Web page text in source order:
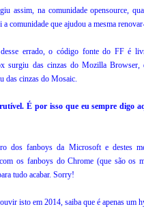
assim, na comunidade opensource,
comunidade que ajudou a mesma
errado, o código fonte do FF é
surgiu das cinzas do Mozilla Browser,
das cinzas do Mosaic.
É por isso que eu sempre digo
dos fanboys da Microsoft e destes
os fanboys do Chrome (que são os
tudo acabar. Sorry!
isto em 2014, saiba que é apenas um